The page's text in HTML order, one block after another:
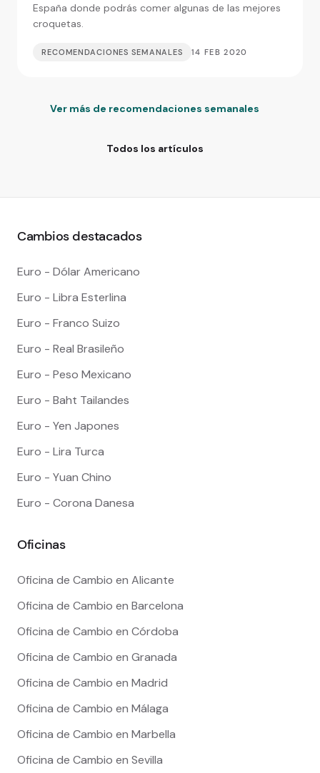
España donde podrás comer algunas de las mejores
croquetas.
RECOMENDACIONES SEMANALES 14 FEB 2020
Ver más de recomendaciones semanales
Todos los artículos
Cambios destacados
Euro - Dólar Americano
Euro - Libra Esterlina
Euro - Franco Suizo
Euro - Real Brasileño
Euro - Peso Mexicano
Euro - Baht Tailandes
Euro - Yen Japones
Euro - Lira Turca
Euro - Yuan Chino
Euro - Corona Danesa
Oficinas
Oficina de Cambio en Alicante
Oficina de Cambio en Barcelona
Oficina de Cambio en Córdoba
Oficina de Cambio en Granada
Oficina de Cambio en Madrid
Oficina de Cambio en Málaga
Oficina de Cambio en Marbella
Oficina de Cambio en Sevilla